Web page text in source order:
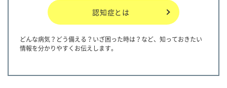
認知症とは
どんな病気？どう備える？いざ困った時は？など、知っておきたい
情報を分かりやすくお伝えします。